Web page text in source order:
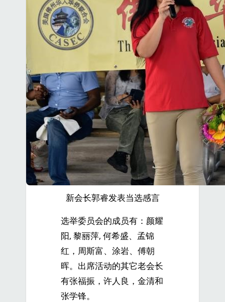
新会长郭睿发表当选感言
选举委员会的成员有：颜耀
阳, 黎丽萍, 何希盛、孟锦
红，周斯富、涂岩、傅朝
晖。出席活动的其它老会长
有张福振，许人良，金清和
张学锋。